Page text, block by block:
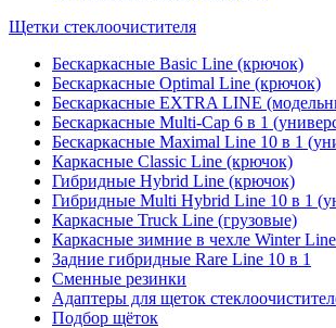
Щетки стеклоочистителя
Бескаркасные Basic Line (крючок)
Бескаркасные Optimal Line (крючок)
Бескаркасные EXTRA LINE
Бескаркасные Multi-Cap 6 в 1
Бескаркасные Maximal Line 10 в 1
Каркасные Classic Line (крючок)
Гибридные Hybrid Line (крючок)
Гибридные Multi Hybrid Line 10 в 1
Каркасные Truck Line (грузовые)
Каркасные зимние в чехле Winter
Задние гибридные Rare Line 10 в 1
Сменные резинки
Адаптеры для щеток
Подбор щёток